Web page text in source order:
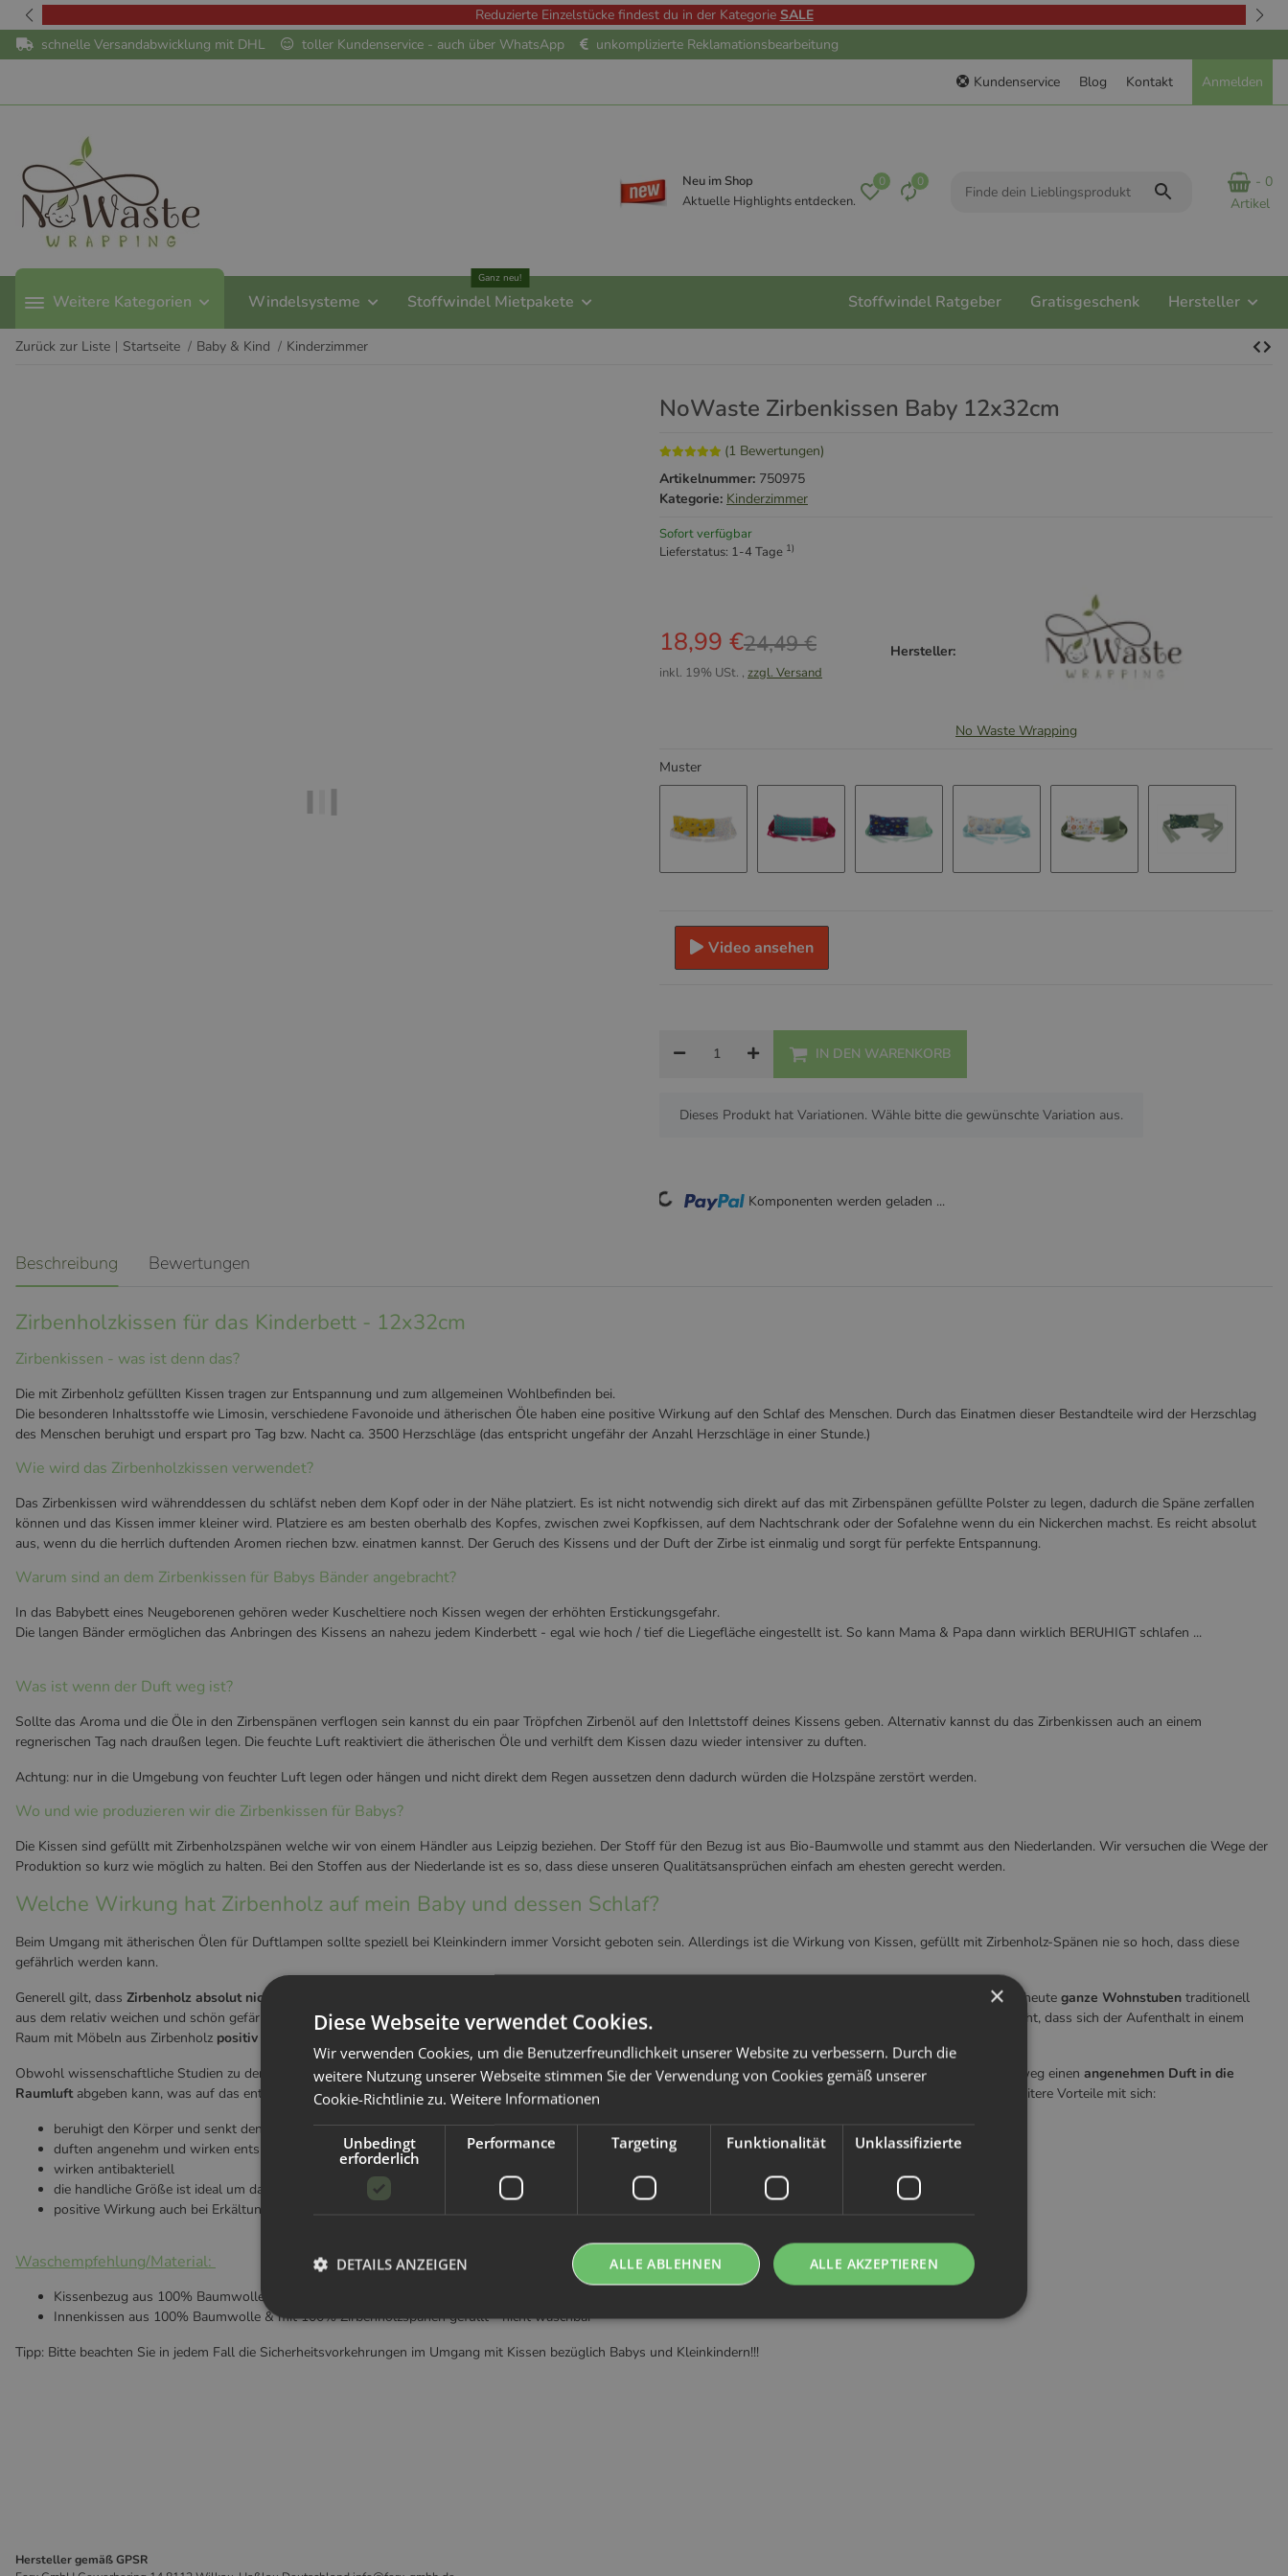
Reduzierte Einzelstücke findest du in der Kategorie SALE
schnelle Versandabwicklung mit DHL
toller Kundenservice - auch über WhatsApp unkomplizierte Reklamationsbearbeitung
Kundenservice Blog Kontakt Anmelden
Neu im Shop
Aktuelle Highlights entdecken.
0 0
- 0
Artikel
Weitere Kategorien Windelsysteme Stoffwindel Mietpakete
Ganz neu!
Stoffwindel Ratgeber Gratisgeschenk Hersteller
Zurück zur Liste Startseite Baby & Kind Kinderzimmer
NoWaste Zirbenkissen Baby 12x32cm
(1 Bewertungen)
Artikelnummer: 750975
Kategorie: Kinderzimmer
Sofort verfügbar
Lieferstatus: 1-4 Tage 1)
18,99 €24,49 €
inkl. 19% USt. , zzgl. Versand
Hersteller:
No Waste Wrapping
Muster
Video ansehen
IN DEN WARENKORB
x
Dieses Produkt hat Variationen. Wähle bitte die gewünschte Variation aus.
Loading... Komponenten werden geladen ...
Beschreibung Bewertungen
Zirbenholzkissen für das Kinderbett - 12x32cm
Zirbenkissen - was ist denn das?
Die mit Zirbenholz gefüllten Kissen tragen zur Entspannung und zum allgemeinen Wohlbefinden bei.
Die besonderen Inhaltsstoffe wie Limosin, verschiedene Favonoide und ätherischen Öle haben eine positive Wirkung auf den Schlaf des Menschen. Durch das Einatmen dieser Bestandteile wird der Herzschlag
des Menschen beruhigt und erspart pro Tag bzw. Nacht ca. 3500 Herzschläge (das entspricht ungefähr der Anzahl Herzschläge in einer Stunde.)
Wie wird das Zirbenholzkissen verwendet?
Das Zirbenkissen wird währenddessen du schläfst neben dem Kopf oder in der Nähe platziert. Es ist nicht notwendig sich direkt auf das mit Zirbenspänen gefüllte Polster zu legen, dadurch die Späne zerfallen
können und das Kissen immer kleiner wird. Platziere es am besten oberhalb des Kopfes, zwischen zwei Kopfkissen, auf dem Nachtschrank oder der Sofalehne wenn du ein Nickerchen machst. Es reicht absolut
aus, wenn du die herrlich duftenden Aromen riechen bzw. einatmen kannst. Der Geruch des Kissens und der Duft der Zirbe ist einmalig und sorgt für perfekte Entspannung.
Warum sind an dem Zirbenkissen für Babys Bänder angebracht?
In das Babybett eines Neugeborenen gehören weder Kuscheltiere noch Kissen wegen der erhöhten Erstickungsgefahr.
Die langen Bänder ermöglichen das Anbringen des Kissens an nahezu jedem Kinderbett - egal wie hoch / tief die Liegefläche eingestellt ist. So kann Mama & Papa dann wirklich BERUHIGT schlafen ...
Was ist wenn der Duft weg ist?
Sollte das Aroma und die Öle in den Zirbenspänen verflogen sein kannst du ein paar Tröpfchen Zirbenöl auf den Inlettstoff deines Kissens geben. Alternativ kannst du das Zirbenkissen auch an einem
regnerischen Tag nach draußen legen. Die feuchte Luft reaktiviert die ätherischen Öle und verhilft dem Kissen dazu wieder intensiver zu duften.
Achtung: nur in die Umgebung von feuchter Luft legen oder hängen und nicht direkt dem Regen aussetzen denn dadurch würden die Holzspäne zerstört werden.
Wo und wie produzieren wir die Zirbenkissen für Babys?
Die Kissen sind gefüllt mit Zirbenholzspänen welche wir von einem Händler aus Leipzig beziehen. Der Stoff für den Bezug ist aus Bio-Baumwolle und stammt aus den Niederlanden. Wir versuchen die Wege der
Produktion so kurz wie möglich zu halten. Bei den Stoffen aus der Niederlande ist es so, dass diese unseren Qualitätsansprüchen einfach am ehesten gerecht werden.
Welche Wirkung hat Zirbenholz auf mein Baby und dessen Schlaf?
Beim Umgang mit ätherischen Ölen für Duftlampen sollte speziell bei Kleinkindern immer Vorsicht geboten sein. Allerdings ist die Wirkung von Kissen, gefüllt mit Zirbenholz-Spänen nie so hoch, dass diese
gefährlich werden kann.
Generell gilt, dass Zirbenholz absolut nicht giftig ist. Das hätte sich schließlich in den vergangenen Jahrhunderten bereits bemerkbar gemacht, da man damals und auch heute ganze Wohnstuben traditionell
aus dem relativ weichen und schön gefärbten
Holz der Zirbelkiefer(botanisch: Pinus Cembra) einrichtet. Im Gegenteil, viele eingefleischte Zirbenholz-Fans sind der Ansicht, dass sich der Aufenthalt in einem
Raum mit Möbeln aus Zirbenholz positiv auf die Gesundheit
Obwohl wissenschaftliche Studien zu den gesundheitsfördernden Auswirkungen von Zirbenholz umstritten sind, steht außer Frage, dass Zirbenholz über viele Jahre hinweg einen angenehmen Duft in die
Raumluft abgeben kann, was auf das enthaltene ätherische Öl Pinosylvinzurückzuführen ist. Dieses Öl soll unter anderem die
und bringt weitere Vorteile mit sich:
beruhigt den Körper und senkt den Herzschlag um 3500 Schläge pro Tag (das erspart dem Körper eine Stunde "Herzarbeit")
duften angenehm und wirken entspannend
wirken antibakteriell
die handliche Größe ist ideal um das Kissen mit in den Urlaub zu nehmen
positive Wirkung auch bei Erkältungserscheinungen
Waschempfehlung/Material:
Kissenbezug aus 100% Baumwolle - waschbar bis 40°C.
Innenkissen aus 100% Baumwolle & mit 100% Zirbenholzspänen gefüllt - nicht waschbar
Tipp: Bitte beachten Sie in jedem Fall die Sicherheitsvorkehrungen im Umgang mit Kissen bezüglich Babys und Kleinkindern!!!
Hersteller gemäß GPSR
×
Diese Webseite verwendet Cookies.
Wir verwenden Cookies, um die Benutzerfreundlichkeit unserer Website zu verbessern. Durch die
weitere Nutzung unserer Webseite stimmen Sie der Verwendung von Cookies gemäß unserer
Cookie-Richtlinie zu. Weitere Informationen
Unbedingt
erforderlich
Performance Targeting Funktionalität Unklassifizierte
ALLE AKZEPTIEREN
ALLE ABLEHNEN
DETAILS ANZEIGEN